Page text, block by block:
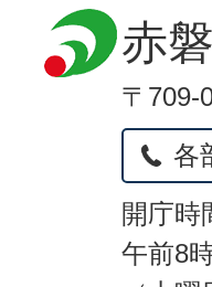
赤
〒709-
各
開庁時
午前8